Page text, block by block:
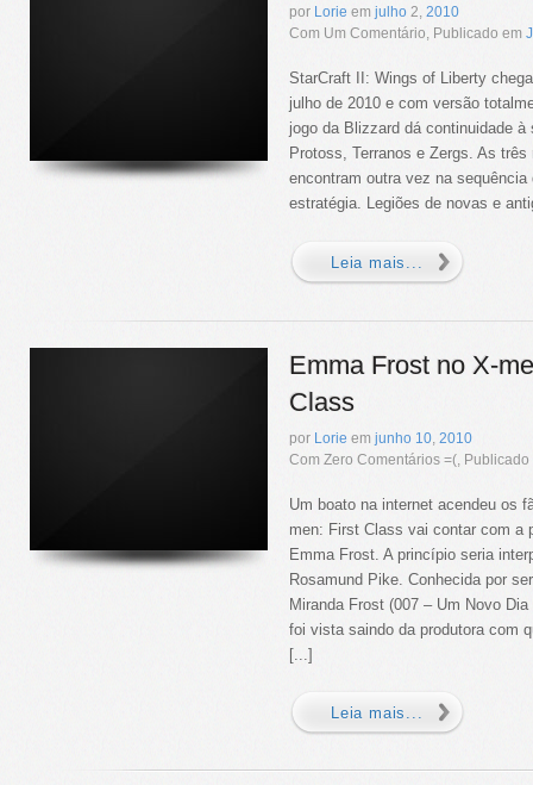
por Lorie em julho 2, 2010
Com Um Comentário, Publicado em
StarCraft II: Wings of Liberty
julho de 2010 e com versão
jogo da Blizzard dá continuidade à
Protoss, Terranos e Zergs. As
encontram outra vez na sequência
estratégia. Legiões de novas e
Leia mais...
Emma Frost no X-
Class
por Lorie em junho 10 2010
Com Zero Comentários =(,
Um boato na internet acendeu os
men: First Class vai contar com a
Emma Frost. A princípio seria
Rosamund Pike. Conhecida por
Miranda Frost (007 – Um Novo
foi vista saindo da produtora com
[...]
Leia mais...